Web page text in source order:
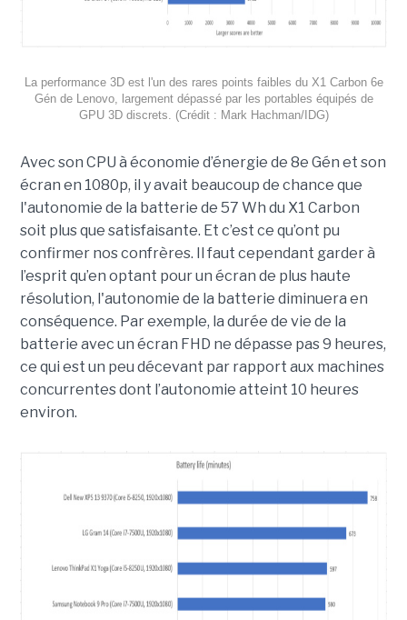
La performance 3D est l'un des rares points faibles du X1 Carbon 6e
Gén de Lenovo, largement dépassé par les portables équipés de
GPU 3D discrets. (Crédit : Mark Hachman/IDG)
Avec son CPU à économie d’énergie de 8e Gén et son
écran en 1080p, il y avait beaucoup de chance que
l'autonomie de la batterie de 57 Wh du X1 Carbon
soit plus que satisfaisante. Et c’est ce qu’ont pu
confirmer nos confrères. Il faut cependant garder à
l’esprit qu’en optant pour un écran de plus haute
résolution, l'autonomie de la batterie diminuera en
conséquence. Par exemple, la durée de vie de la
batterie avec un écran FHD ne dépasse pas 9 heures,
ce qui est un peu décevant par rapport aux machines
concurrentes dont l’autonomie atteint 10 heures
environ.